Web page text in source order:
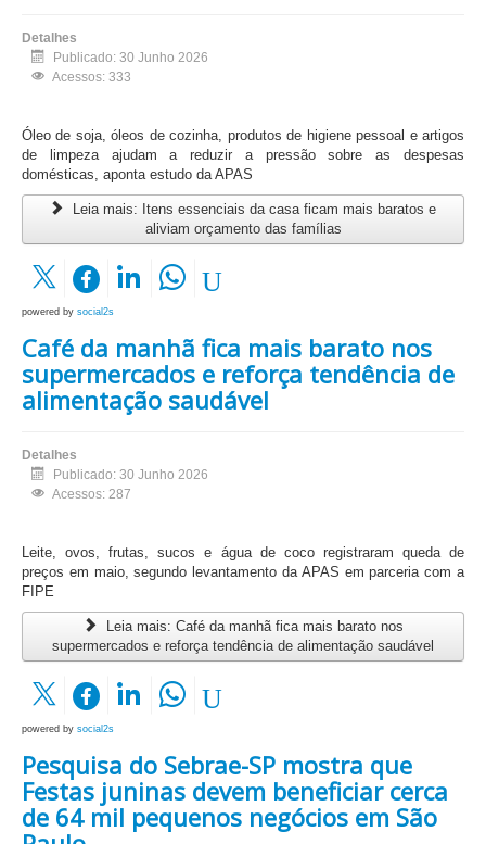
Detalhes
Publicado: 30 Junho 2026
Acessos: 333
Óleo de soja, óleos de cozinha, produtos de higiene pessoal e artigos
de limpeza ajudam a reduzir a pressão sobre as despesas
domésticas, aponta estudo da APAS
Leia mais: Itens essenciais da casa ficam mais baratos e
aliviam orçamento das famílias
powered by social2s
Café da manhã fica mais barato nos
supermercados e reforça tendência de
alimentação saudável
Detalhes
Publicado: 30 Junho 2026
Acessos: 287
Leite, ovos, frutas, sucos e água de coco registraram queda de
preços em maio, segundo levantamento da APAS em parceria com a
FIPE
Leia mais: Café da manhã fica mais barato nos
supermercados e reforça tendência de alimentação saudável
powered by social2s
Pesquisa do Sebrae-SP mostra que
Festas juninas devem beneficiar cerca
de 64 mil pequenos negócios em São